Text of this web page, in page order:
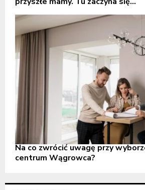
Na co zwrócić uwagę przy
centrum Wągrowca?